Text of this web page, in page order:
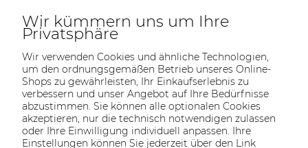
SOLTECH
SHOP
ANGEBOT INFORMATIONEN
KONTAKT
Wir kümmern uns um Ihre
Privatsphäre
Wir verwenden Cookies und ähnliche Technologien,
um den ordnungsgemäßen Betrieb unseres Online-
Shops zu gewährleisten, Ihr Einkaufserlebnis zu
verbessern und unser Angebot auf Ihre Bedürfnisse
abzustimmen. Sie können alle optionalen Cookies
akzeptieren, nur die technisch notwendigen zulassen
oder Ihre Einwilligung individuell anpassen. Ihre
Einstellungen können Sie jederzeit über den Link